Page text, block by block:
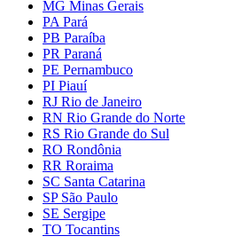
MG Minas Gerais
PA Pará
PB Paraíba
PR Paraná
PE Pernambuco
PI Piauí
RJ Rio de Janeiro
RN Rio Grande do Norte
RS Rio Grande do Sul
RO Rondônia
RR Roraima
SC Santa Catarina
SP São Paulo
SE Sergipe
TO Tocantins